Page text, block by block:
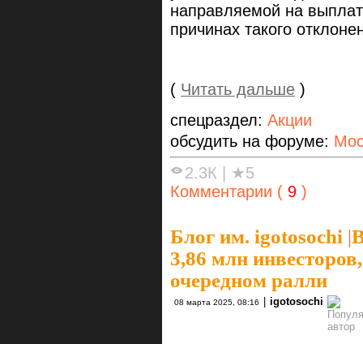
направляемой на
причинах такого
( Читать дальше )
спецраздел: Акции
обсудить на форуме:
2.3К
★5
Комментарии ( 9 )
Блог им. igotosochi |
3,86 млн
очередном ралли
08 марта 2025, 08:16 igotosochi